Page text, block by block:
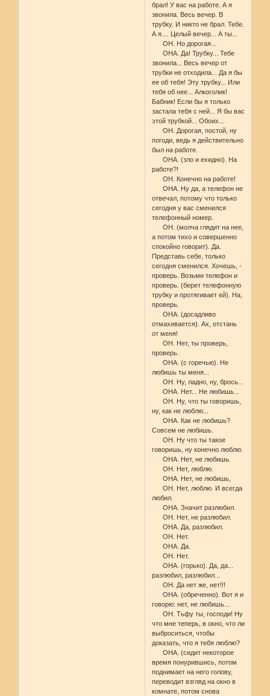
брал! У вас на работе. А я
звонила. Весь вечер. В
трубку. И никто не брал. Тебе.
А я.... Целый вечер... А ты...
ОН. Но дорогая...
ОНА. Да! Трубку... Тебе
звонила... Весь вечер от
трубки не отходила... Да я бы
ее об тебя! Эту трубку... Или
тебя об нее... Алкоголик!
Бабник! Если бы я только
застала тебя с ней... Я бы вас
этой трубкой... Обоих...
ОН. Дорогая, постой, ну
погоди, ведь я действительно
был на работе.
ОНА. (зло и ехидно). На
работе?!
ОН. Конечно на работе!
ОНА. Ну да, а телефон не
отвечал, потому что только
сегодня у вас сменился
телефонный номер.
ОН. (молча глядит на нее,
а потом тихо и совершенно
спокойно говорит). Да.
Представь себе, только
сегодня сменился. Хочешь, -
проверь. Возьми телефон и
проверь. (берет телефонную
трубку и протягивает ей). На,
проверь.
ОНА. (досадливо
отмахивается). Ах, отстань
от меня!
ОН. Нет, ты проверь,
проверь.
ОНА. (с горечью). Не
любишь ты меня...
ОН. Ну, ладно, ну, брось...
ОНА. Нет... Не любишь...
ОН. Ну, что ты говоришь,
ну, как не люблю...
ОНА. Как не любишь?
Совсем не любишь.
ОН. Ну что ты такое
говоришь, ну конечно люблю.
ОНА. Нет, не любишь.
ОН. Нет, люблю.
ОНА. Нет, не любишь,
ОН. Нет, люблю. И всегда
любил.
ОНА. Значит разлюбил.
ОН. Нет, не разлюбил.
ОНА. Да, разлюбил.
ОН. Нет.
ОНА. Да.
ОН. Нет.
ОНА. (горько). Да, да...
разлюбил, разлюбил...
ОН. Да нет же, нет!!!
ОНА. (обреченно). Вот я и
говорю: нет, не любишь...
ОН. Тьфу ты, господи! Ну
что мне теперь, в окно, что ли
выброситься, чтобы
доказать, что я тебя люблю?
ОНА. (сидит некоторое
время понурившись, потом
поднимает на него голову,
переводит взгляд на окно в
комнате, потом снова